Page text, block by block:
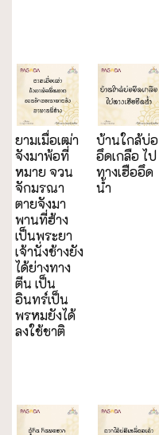
ยามเมื่อเฒ่า
จังมาพ้อที่
หมาย จวน
จักมรณา
ตายจังมา
พานที่ฮ้าง
เป็นพระยา
เจ้านั่งช้างยัง
ได้ย่างทาง
ตีน เป็น
อินทร์เป็น
พรหมยังได้
ลงใช้ชาติ
บ้านใกล้บ่อ
อึดเกลือ ไป
ทางเฮืออึด
น้ำ